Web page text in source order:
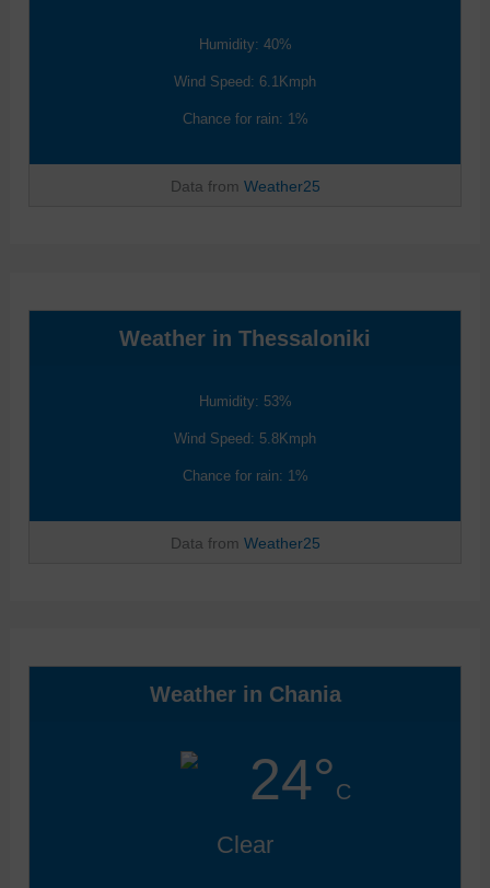
Humidity: 40%
Wind Speed: 6.1Kmph
Chance for rain: 1%
Data from Weather25
Weather in Thessaloniki
Humidity: 53%
Wind Speed: 5.8Kmph
Chance for rain: 1%
Data from Weather25
Weather in Chania
24°C
Clear